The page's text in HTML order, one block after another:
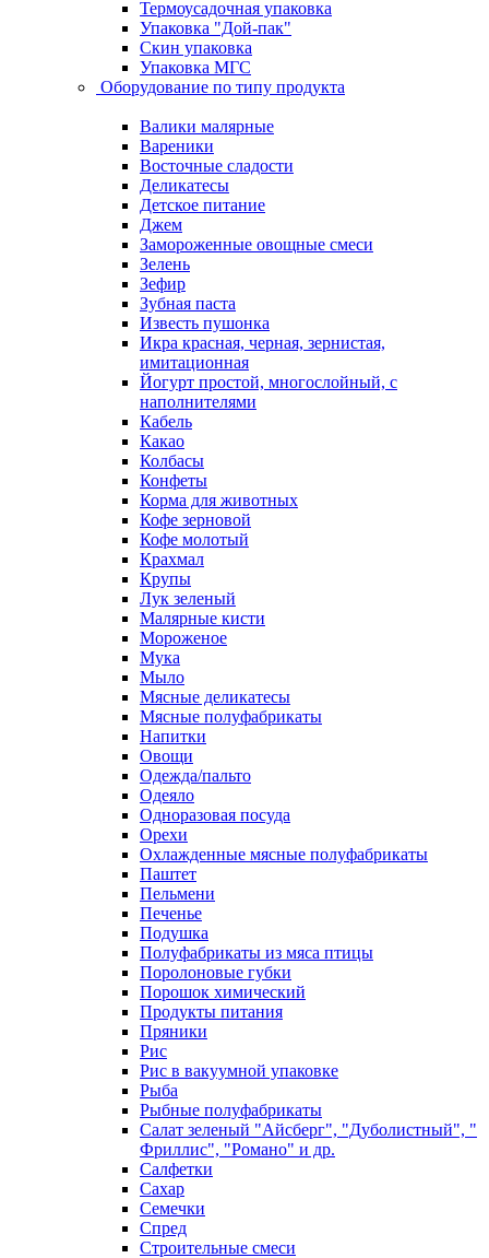
Термоусадочная упаковка
Упаковка "Дой-пак"
Скин упаковка
Упаковка МГС
Оборудование по типу продукта
Валики малярные
Вареники
Восточные сладости
Деликатесы
Детское питание
Джем
Замороженные овощные смеси
Зелень
Зефир
Зубная паста
Известь пушонка
Икра красная, черная, зернистая,
имитационная
Йогурт простой, многослойный, с
наполнителями
Кабель
Какао
Колбасы
Конфеты
Корма для животных
Кофе зерновой
Кофе молотый
Крахмал
Крупы
Лук зеленый
Малярные кисти
Мороженое
Мука
Мыло
Мясные деликатесы
Мясные полуфабрикаты
Напитки
Овощи
Одежда/пальто
Одеяло
Одноразовая посуда
Орехи
Охлажденные мясные полуфабрикаты
Паштет
Пельмени
Печенье
Подушка
Полуфабрикаты из мяса птицы
Поролоновые губки
Порошок химический
Продукты питания
Пряники
Рис
Рис в вакуумной упаковке
Рыба
Рыбные полуфабрикаты
Салат зеленый "Айсберг", "Дуболистный", "
Фриллис", "Романо" и др.
Салфетки
Сахар
Семечки
Спред
Строительные смеси